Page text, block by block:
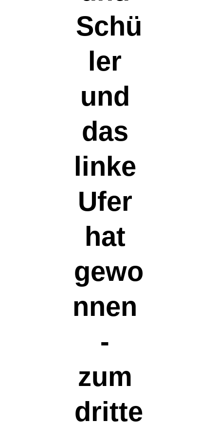
Schü
ler
und
das
linke
Ufer
hat
gewo
nnen
-
zum
dritte